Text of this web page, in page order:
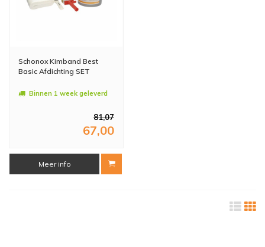
Schonox Kimband Best
Basic Afdichting SET
Binnen 1 week geleverd
81,07
67,00
Meer info